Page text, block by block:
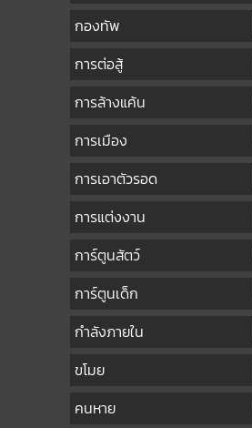
กองทัพ
การต่อสู้
การล้างแค้น
การเมือง
การเอาตัวรอด
การแต่งงาน
การ์ตูนสัตว์
การ์ตูนเด็ก
กำลังภายใน
ขโมย
คนหาย